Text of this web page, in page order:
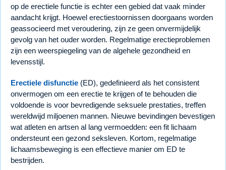
op de erectiele functie is echter een gebied dat vaak minder
aandacht krijgt. Hoewel erectiestoornissen doorgaans worden
geassocieerd met veroudering, zijn ze geen onvermijdelijk
gevolg van het ouder worden. Regelmatige erectieproblemen
zijn een weerspiegeling van de algehele gezondheid en
levensstijl.
Erectiele disfunctie (ED), gedefinieerd als het consistent
onvermogen om een erectie te krijgen of te behouden die
voldoende is voor bevredigende seksuele prestaties, treffen
wereldwijd miljoenen mannen. Nieuwe bevindingen bevestigen
wat atleten en artsen al lang vermoedden: een fit lichaam
ondersteunt een gezond seksleven. Kortom, regelmatige
lichaamsbeweging is een effectieve manier om ED te
bestrijden.